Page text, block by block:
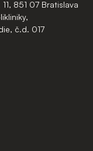
851 07 Bratislava
č.d. 017